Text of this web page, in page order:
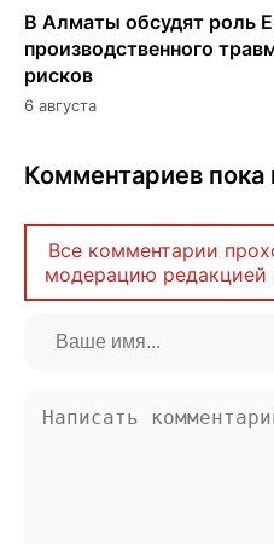
В Алматы обсудят роль
производственного
рисков
6 августа
Комментариев пока
Все комментарии
модерацию редакцией